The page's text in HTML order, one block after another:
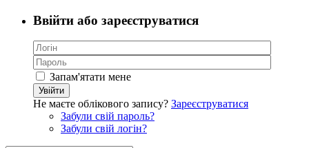
Ввійти або зареєструватися
Запам'ятати мене
Увійти
Не маєте облікового запису? Зареєструватися
Забули свій пароль?
Забули свій логін?